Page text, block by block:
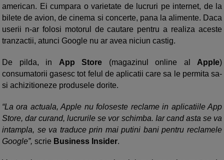
american. Ei cumpara o varietate de lucruri pe internet, de la
bilete de avion, de cinema si concerte, pana la alimente. Daca
userii n-ar folosi motorul de cautare pentru a realiza aceste
tranzactii, atunci Google nu ar avea niciun castig.
De pilda, in App Store (magazinul online al Apple)
consumatorii gasesc tot felul de aplicatii care sa le permita sa-
si achizitioneze produsele dorite.
“La ora actuala, Apple nu foloseste reclame in aplicatiile App
Store, dar curand, lucrurile se vor schimba. Iar cand asta se va
intampla, se va traduce prin mai putini bani pentru reclamele
Google”, scrie Business Insider.